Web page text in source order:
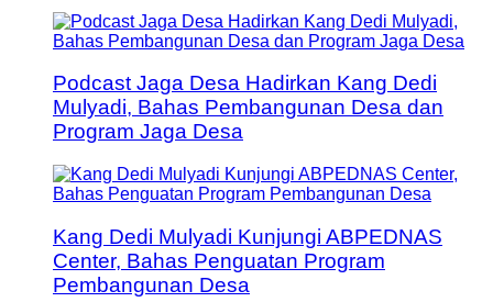
Podcast Jaga Desa Hadirkan Kang Dedi
Mulyadi, Bahas Pembangunan Desa dan
Program Jaga Desa
Kang Dedi Mulyadi Kunjungi ABPEDNAS
Center, Bahas Penguatan Program
Pembangunan Desa